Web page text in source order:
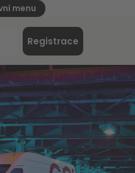
menu
na úvodní stránku
Registrace
Přihlášení